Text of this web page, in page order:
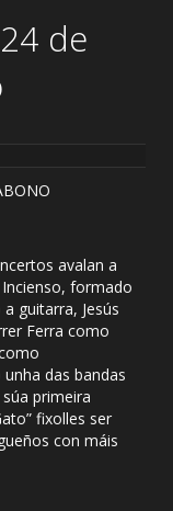
de
avalan a
formado
guitarra, Jesús
Ferra como
das bandas
primeira
fixolles ser
con máis